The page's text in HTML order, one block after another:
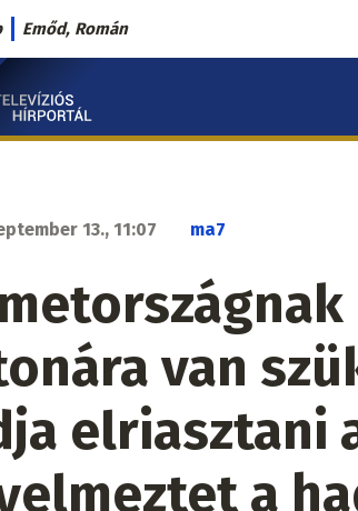
Emőd, Román
13., 11:07 ma7
van
elriasztani
a